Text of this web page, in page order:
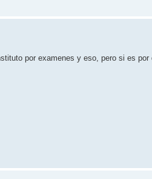
por examenes y eso, pero si es por